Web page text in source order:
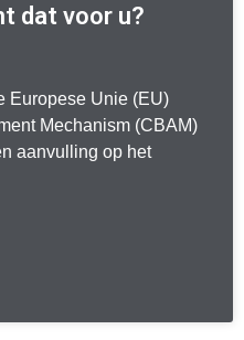
dat voor u?
Europese Unie (EU)
Mechanism (CBAM)
aanvulling op het